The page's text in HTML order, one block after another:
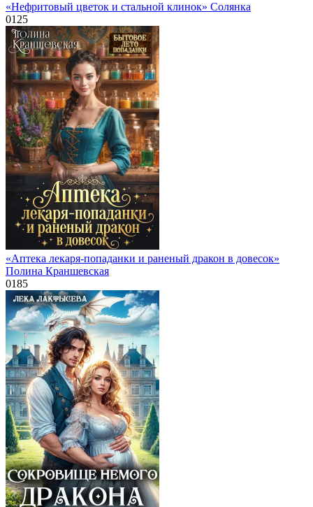
«Нефритовый цветок и стальной клинок» Солянка
0125
«Аптека лекаря-попаданки и раненый дракон в довесок»
Полина Краншевская
0185